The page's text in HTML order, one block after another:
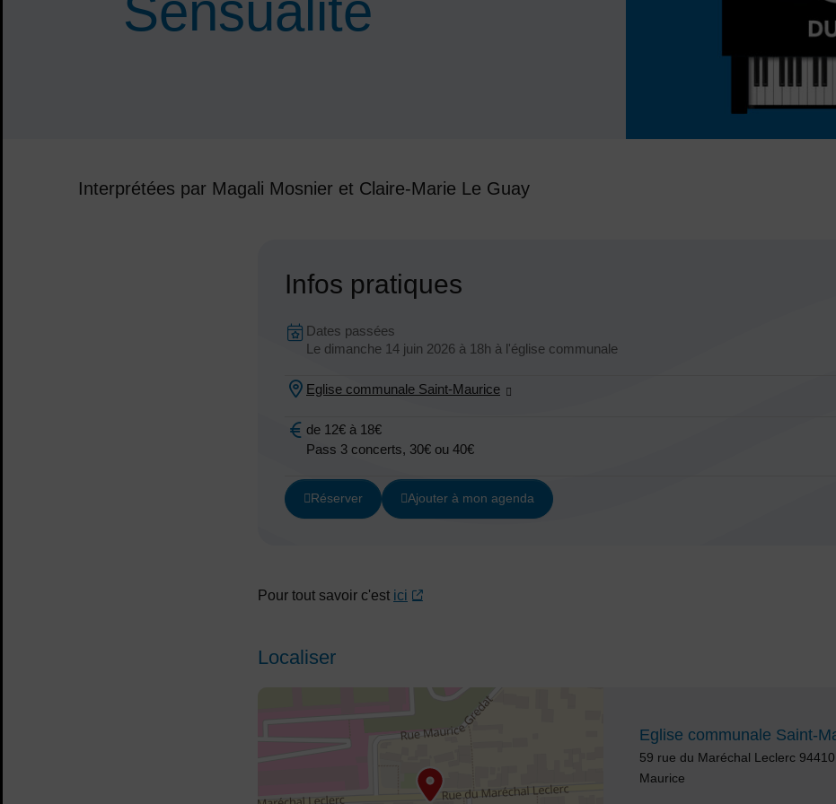
Interprétées par Magali Mosnier et Claire-Marie Le Guay
Infos pratiques
Dates :
Dates en cours
Dates passées
Le dimanche 14 juin 2026 à 18h à l'église communale
Lieu :
Eglise communale Saint-Maurice
Tarif :
de 12€ à 18€
Pass 3 concerts, 30€ ou 40€
Réserver Ajouter à mon agenda
Pour tout savoir c'est ici
Localiser
Eglise communale Saint-
Adresse :
59 rue du Maréchal Leclerc
Maurice